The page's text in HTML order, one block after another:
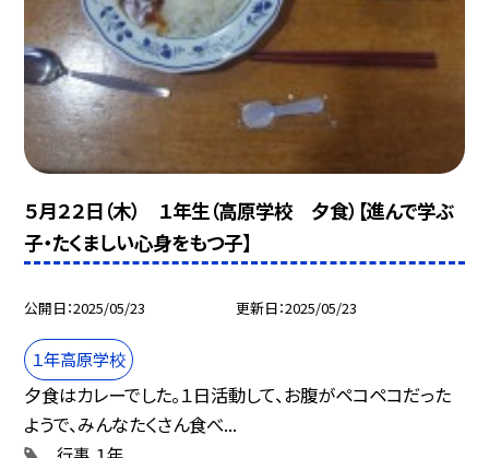
５月２２日（木） １年生（高原学校 夕食）【進んで学ぶ
子・たくましい心身をもつ子】
公開日 2025/05/23 更新日 2025/05/23
１年高原学校
夕食はカレーでした。１日活動して、お腹がペコペコだった
ようで、みんなたくさん食べ...